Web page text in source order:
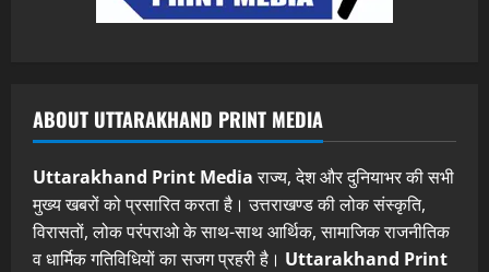
ABOUT UTTARAKHAND PRINT MEDIA
Uttarakhand Print Mediaराज्य, देश और दुनियाभर की सभी
मुख्य खबरों को प्रसारित करता है। उत्तराखण्ड की लोक संस्कृति,
विरासतों, लोक परंपराओ के साथ-साथ आर्थिक, सामाजिक राजनीतिक
व धार्मिक गतिविधियों का सजग प्रहरी है। Uttarakhand Print